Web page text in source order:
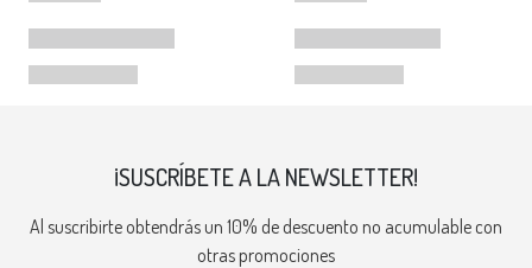
¡SUSCRÍBETE A LA NEWSLETTER!
Al suscribirte obtendrás un 10% de descuento no acumulable con
otras promociones